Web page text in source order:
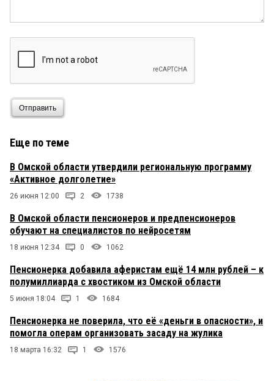
Отправить
Еще по теме
В Омской области утвердили региональную программу
«Активное долголетие»
26 июня 12:00 2 1738
В Омской области пенсионеров и предпенсионеров
обучают на специалистов по нейросетям
18 июня 12:34 0 1062
Пенсионерка добавила аферистам ещё 14 млн рублей – к
полумиллиарда с хвостиком из Омской области
5 июня 18:04 1 1684
Пенсионерка не поверила, что её «деньги в опасности», и
помогла операм организовать засаду на жулика
18 марта 16:32 1 1576